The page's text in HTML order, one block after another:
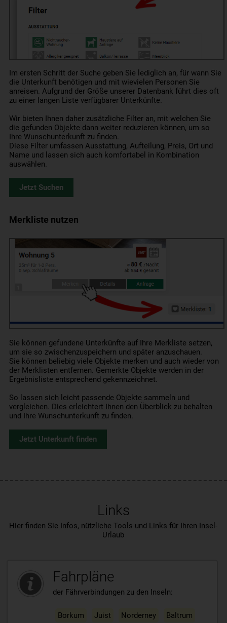
Im ersten Schritt der Suche geben Sie lediglich an, für wann Sie
die Unterkunft benötigen und mit wievielen Personen Sie
anreisen. Aufgrund der Größe unserer Datenbank führt dies oft
zu einer langen Liste verfügbarer Unterkünfte.
Wir bieten Ihnen daher zusätzliche Filter an, mit welchen Sie
die gefunden Objekte dann weiter reduzieren können, um so
Ihre Wunschunterkunft zu finden.
Diese Filter umfassen Ausstattung, Aufteilung, Preis, Ort und
Name und lassen sich auch komfortabel in Kombination
auswählen.
Jetzt Suchen
Merkliste nutzen
Sie können gefundene Unterkünfte auf Ihre Merkliste setzen,
um sie so zwischenzuspeichern und später anzuschauen.
Sie können beliebig viele Objekte merken und auch wieder von
der Merklisten entfernen. Gemerkte Objekte werden in der
Ergebnisliste entsprechend gekennzeichnet.
So lassen sich leicht passende Objekte sammeln und
vergleichen. Dies erleichtert Ihnen den Überblick zu behalten
und Ihre Wunschunterkunft zu finden.
Jetzt Unterkunft finden
Links
Hier finden Sie Infos, nützliche Tools und Links für Ihren Insel-
Urlaub
Fahrpläne
der Fährverbindungen zu den Inseln:
Borkum Juist Norderney Baltrum